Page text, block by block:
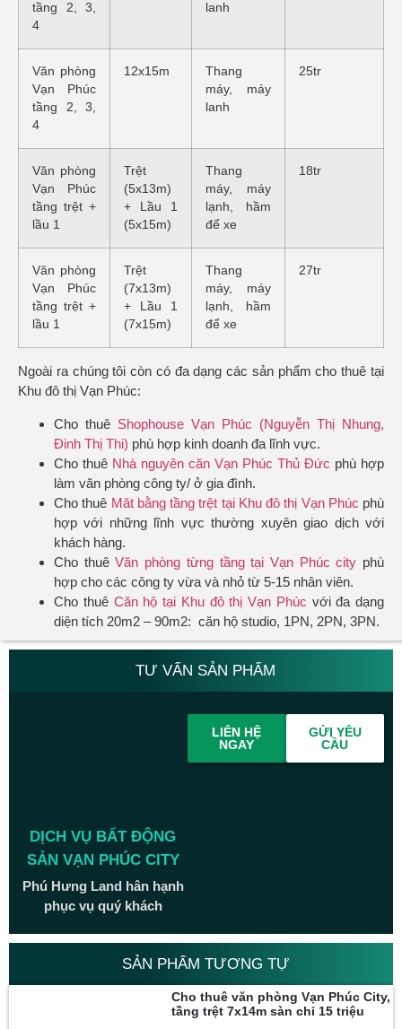
tầng 2, 3,
4
lanh
Văn phòng
Vạn Phúc
tầng 2, 3,
4
12x15m
Thang
máy, máy
lanh
25tr
Văn phòng
Vạn Phúc
tầng trệt +
lầu 1
Trệt
(5x13m)
+ Lầu 1
(5x15m)
Thang
máy, máy
lạnh, hầm
để xe
18tr
Văn phòng
Vạn Phúc
tầng trệt +
lầu 1
Trệt
(7x13m)
+ Lầu 1
(7x15m)
Thang
máy, máy
lạnh, hầm
để xe
27tr
Ngoài ra chúng tôi còn có đa dạng các sản phẩm cho thuê tại
Khu đô thị Vạn Phúc:
Cho thuê Shophouse Vạn Phúc (Nguyễn Thị Nhung,
Đinh Thị Thi) phù hợp kinh doanh đa lĩnh vực.
Cho thuê Nhà nguyên căn Vạn Phúc Thủ Đức phù hợp
làm văn phòng công ty/ ở gia đình.
Cho thuê Măt bằng tầng trệt tại Khu đô thị Vạn Phúc phù
hợp với những lĩnh vực thường xuyên giao dịch với
khách hàng.
Cho thuêVăn phòng từng tầng tại Vạn Phúc city phù
hợp cho các công ty vừa và nhỏ từ 5-15 nhân viên.
Cho thuê Căn hộ tại Khu đô thị Vạn Phúc với đa dạng
diện tích 20m2 – 90m2: căn hộ studio, 1PN, 2PN, 3PN.
TƯ VẤN SẢN PHẨM
DỊCH VỤ BẤT ĐỘNG
SẢN VẠN PHÚC CITY
Phú Hưng Land hân hạnh
phục vụ quý khách
LIÊN HỆ
NGAY
GỬI YÊU
CẦU
SẢN PHẨM TƯƠNG TỰ
Cho thuê văn phòng Vạn Phúc City,
tầng trệt 7x14m sàn chỉ 15 triệu